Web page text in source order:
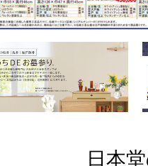
日本